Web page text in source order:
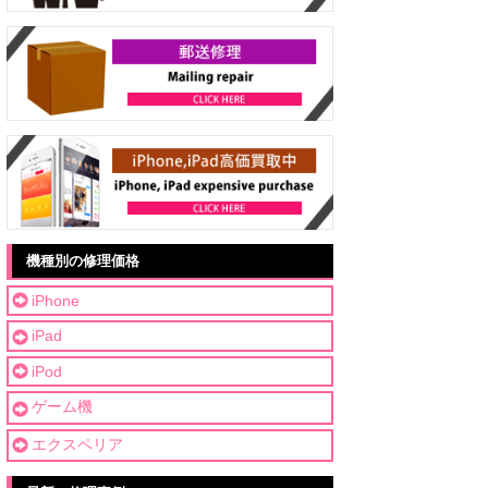
機種別の修理価格
iPhone
iPad
iPod
ゲーム機
エクスペリア